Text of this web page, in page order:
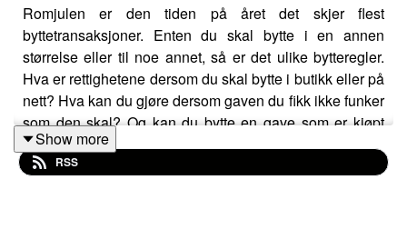
Romjulen er den tiden på året det skjer flest
byttetransaksjoner. Enten du skal bytte i en annen
størrelse eller til noe annet, så er det ulike bytteregler.
Hva er rettighetene dersom du skal bytte i butikk eller på
nett? Hva kan du gjøre dersom gaven du fikk ikke funker
som den skal? Og kan du bytte en gave som er kjøpt
brukt?
Show more
RSS